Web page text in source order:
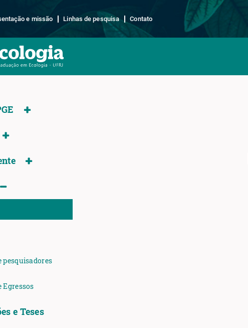
e missão Linhas de pesquisa Contato
pesquisadores
Egressos
e Teses